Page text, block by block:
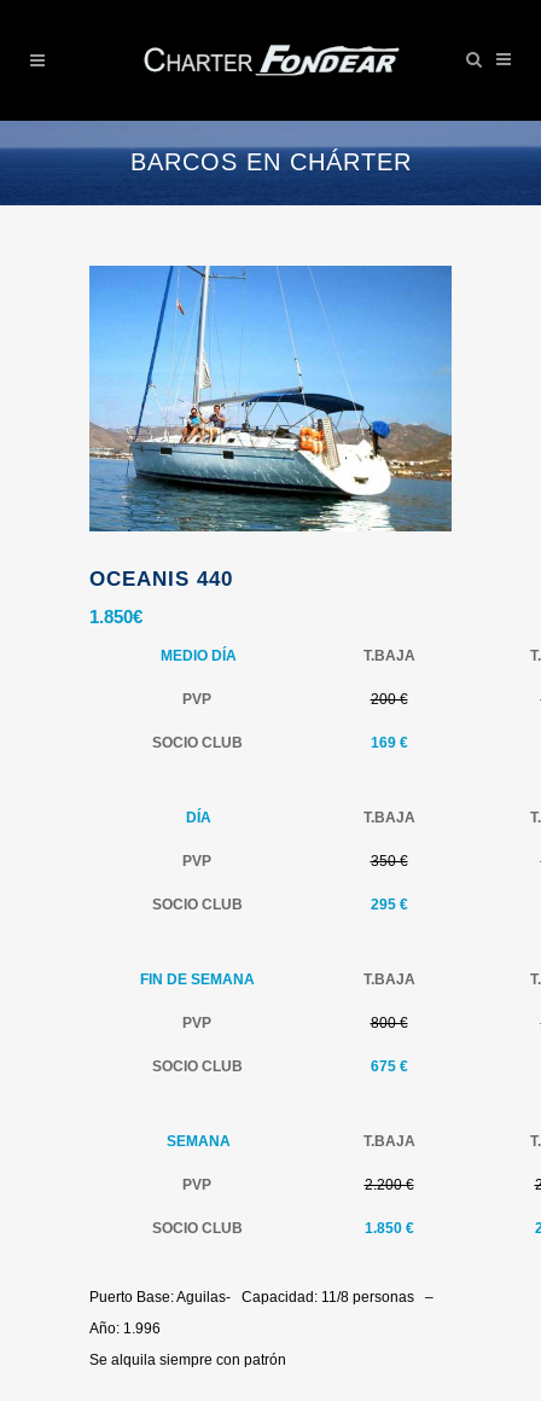
BARCOS EN CHÁRTER
OCEANIS 440
1.850€
MEDIO DÍA T.BAJA
PVP 200 €
SOCIO CLUB 169 €
DÍA T.BAJA
PVP 350 €
SOCIO CLUB 295 €
FIN DE SEMANA T.BAJA
PVP 800 €
SOCIO CLUB 675 €
SEMANA T.BAJA
PVP 2.200 €
SOCIO CLUB 1.850 €
Puerto Base: Aguilas- Capacidad: 11/8 personas –
Año: 1.996
Se alquila siempre con patrón